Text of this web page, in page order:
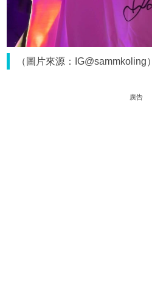
（圖片來源：IG@sammkoling）
廣告